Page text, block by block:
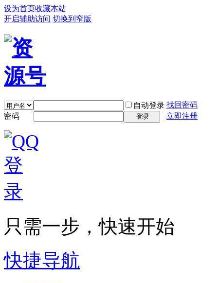
设为首页收藏本站
开启辅助访问 切换到窄版
自动登录 找回密码
密码
登录 立即注册
只需一步，快速开始
快捷导航